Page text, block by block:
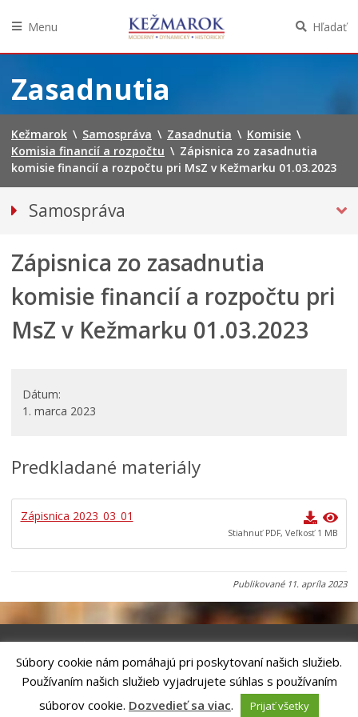
obsah
Menu Hľadať
Zasadnutia
Kežmarok \ Samospráva \ Zasadnutia \ Komisie \
Komisia financií a rozpočtu \ Zápisnica zo zasadnutia
komisie financií a rozpočtu pri MsZ v Kežmarku 01.03.2023
Samospráva
Mestské zastupiteľstvo
Mestská polícia
Mestská školská rada
Elektronická verejná správa
Územné plánovanie
Oznamy mesta
Geo informačný systém – Kežmarok
Investície a rekonštrukcie
krajov 2026
Zápisnica zo zasadnutia
komisie financií a rozpočtu pri
MsZ v Kežmarku 01.03.2023
Dátum
1. marca 2023
Predkladané materiály
Zápisnica 2023_03_01
Stiahnuť PDF, Veľkosť 1 MB
Publikované 11. apríla 2023
Riešenie ANTIK SMART CITY
| Technický prevádzkovateľ – MVI
Technology, s.r.o.
Správca webového sídla: Mesto Kežmarok, Hlavné námestie, 060 01
Kežmarok, tel.: +421524660111
Súbory cookie nám pomáhajú pri poskytovaní našich služieb.
Používaním našich služieb vyjadrujete súhlas s používaním
súborov cookie. Dozvedieť sa viac. Prijať všetky